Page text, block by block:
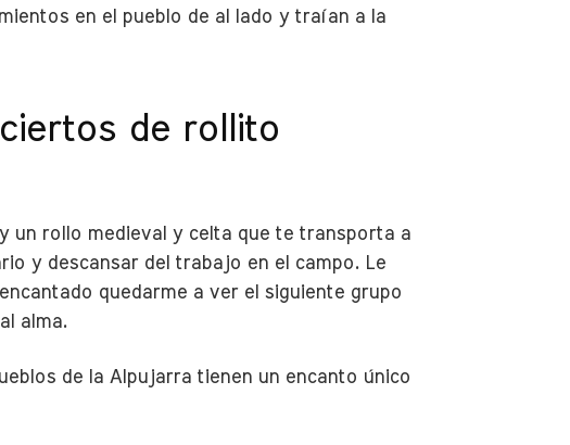
en el pueblo de al lado y traían a la
de rollito
un rollo medieval y celta que te transporta a
y descansar del trabajo en el campo. Le
quedarme a ver el siguiente grupo
alma.
de la Alpujarra tienen un encanto único